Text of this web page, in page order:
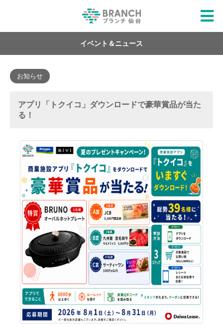
イベント＆ニュース
お知らせ
アプリ「トクイコ」ダウンロードで豪華賞品が当た
る！